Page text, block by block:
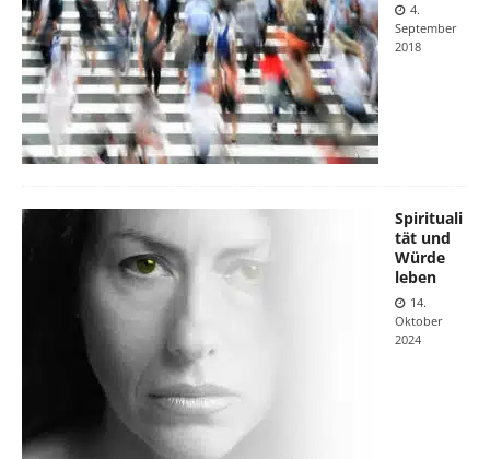
4.
September
2018
Spirituali
tät und
Würde
leben
14.
Oktober
2024